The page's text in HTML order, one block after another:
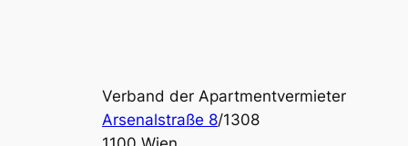
Verband der Apartmentvermieter
Arsenalstraße 8/1308